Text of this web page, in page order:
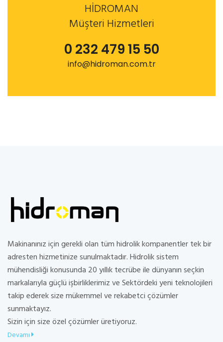
HİDROMAN
Müşteri Hizmetleri
0 232 479 15 50
info@hidroman.com.tr
Makinanınız için gerekli olan tüm hidrolik kompanentler tek bir
adresten hizmetinize sunulmaktadır. Hidrolik sistem
mühendisliği konusunda 20 yıllık tecrübe ile dünyanın seçkin
markalarıyla güçlü işbirliklerimiz ve Sektördeki yeni teknolojileri
takip ederek size mükemmel ve rekabetci çözümler
sunmaktayız.
Sizin için size özel çözümler üretiyoruz.
Devamı